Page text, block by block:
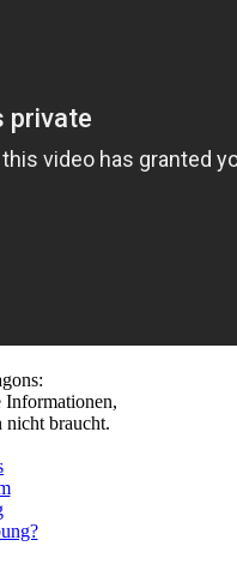
Informationen,
nicht braucht.